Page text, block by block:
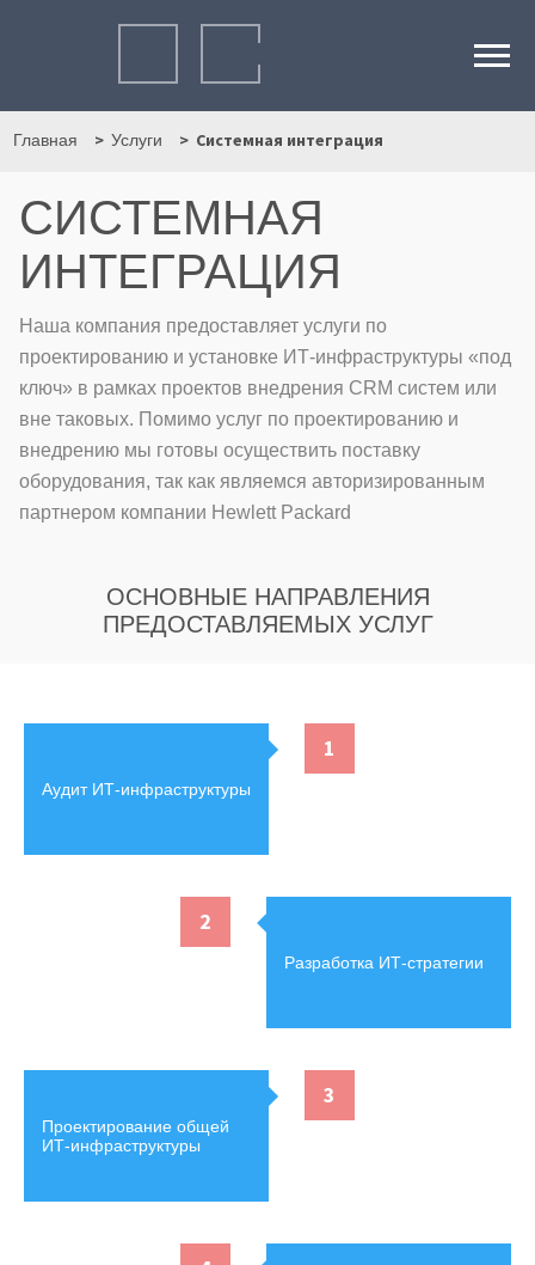
Главная Услуги Системная интеграция
СИСТЕМНАЯ
ИНТЕГРАЦИЯ
Наша компания предоставляет услуги по
проектированию и установке ИТ-инфраструктуры «под
ключ» в рамках проектов внедрения CRM систем или
вне таковых. Помимо услуг по проектированию и
внедрению мы готовы осуществить поставку
оборудования, так как являемся авторизированным
партнером компании Hewlett Packard
ОСНОВНЫЕ НАПРАВЛЕНИЯ
ПРЕДОСТАВЛЯЕМЫХ УСЛУГ
Аудит ИТ-инфраструктуры
1
Разработка ИТ-стратегии
2
Проектирование общей
ИТ-инфраструктуры
3